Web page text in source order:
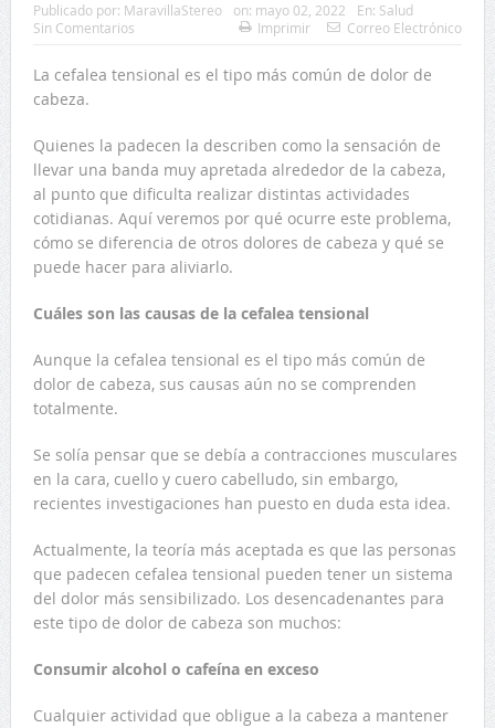
Publicado por: MaravillaStereo on: mayo 02, 2022 En: Salud
Sin Comentarios
Imprimir Correo Electrónico
La cefalea tensional es el tipo más común de dolor de
cabeza.
Quienes la padecen la describen como la sensación de
llevar una banda muy apretada alrededor de la cabeza,
al punto que dificulta realizar distintas actividades
cotidianas. Aquí veremos por qué ocurre este problema,
cómo se diferencia de otros dolores de cabeza y qué se
puede hacer para aliviarlo.
Cuáles son las causas de la cefalea tensional
Aunque la cefalea tensional es el tipo más común de
dolor de cabeza, sus causas aún no se comprenden
totalmente.
Se solía pensar que se debía a contracciones musculares
en la cara, cuello y cuero cabelludo, sin embargo,
recientes investigaciones han puesto en duda esta idea.
Actualmente, la teoría más aceptada es que las personas
que padecen cefalea tensional pueden tener un sistema
del dolor más sensibilizado. Los desencadenantes para
este tipo de dolor de cabeza son muchos:
Consumir alcohol o cafeína en exceso
Cualquier actividad que obligue a la cabeza a mantener